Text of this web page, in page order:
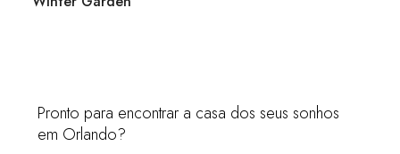
Pronto para encontrar a casa dos seus sonhos
em Orlando?